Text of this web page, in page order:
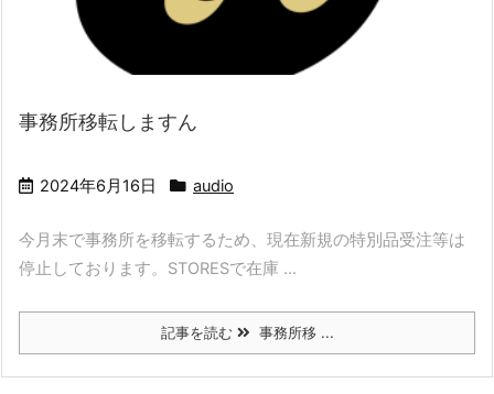
事務所移転しますん
2024年6月16日 audio
今月末で事務所を移転するため、現在新規の特別品受注等は
停止しております。STORESで在庫 ...
記事を読む 事務所移 ...